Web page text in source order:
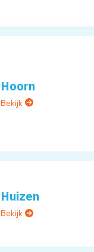
Hoorn
Bekijk
Huizen
Bekijk